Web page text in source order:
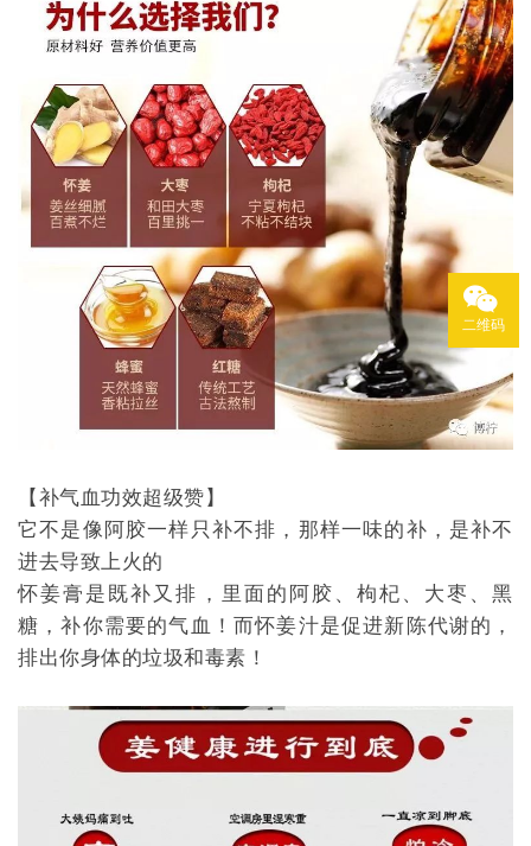
【补气血功效超级赞】
它不是像阿胶一样只补不排，那样一味的补，是补不
进去导致上火的
怀姜膏是既补又排，里面的阿胶、枸杞、大枣、黑
糖，补你需要的气血！而怀姜汁是促进新陈代谢的，
排出你身体的垃圾和毒素！
二维码